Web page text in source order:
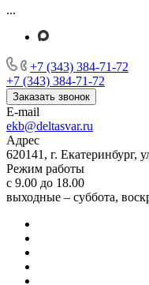
...
+7 (343) 384-71-72
+7 (343) 384-71-72
Заказать звонок
E-mail
ekb@deltasvar.ru
Адрес
620141, г. Екатеринбург,
Режим работы
с 9.00 до 18.00
выходные – суббота,